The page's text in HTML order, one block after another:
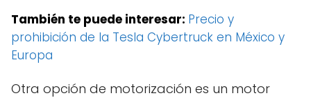
También te puede interesar: Precio y
prohibición de la Tesla Cybertruck en México y
Europa
Otra opción de motorización es un motor